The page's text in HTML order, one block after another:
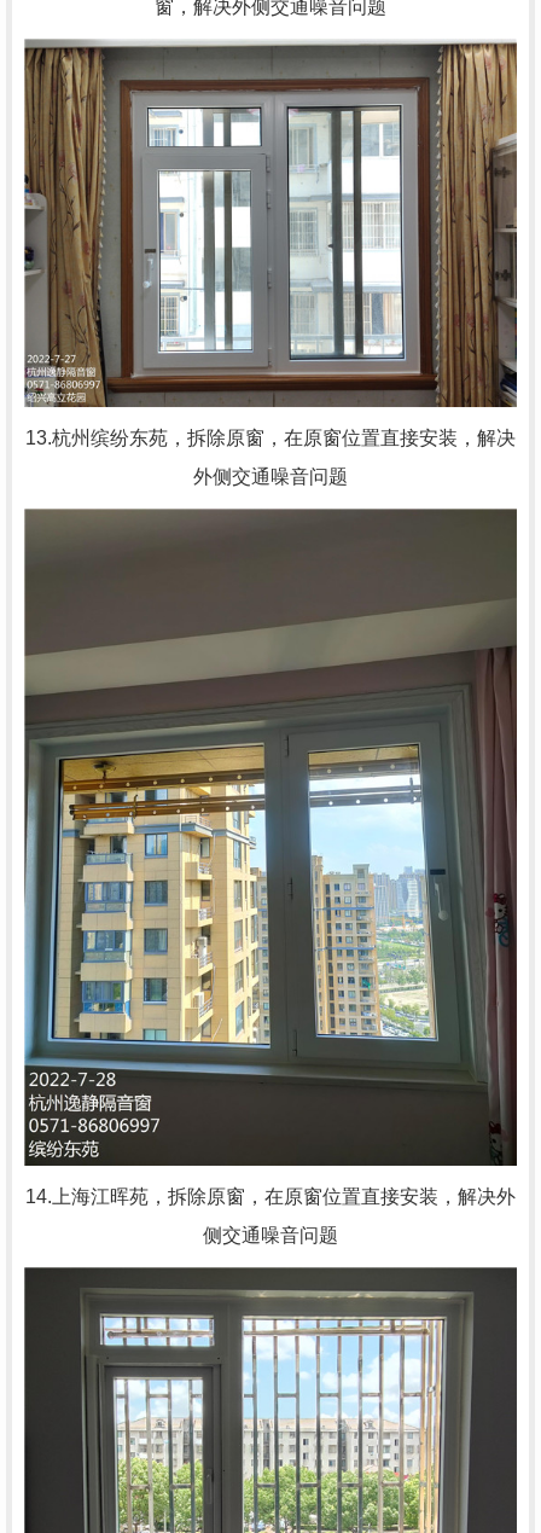
窗，解决外侧交通噪音问题
13.杭州缤纷东苑，拆除原窗，在原窗位置直接安装，解决
外侧交通噪音问题
14.上海江晖苑，拆除原窗，在原窗位置直接安装，解决外
侧交通噪音问题